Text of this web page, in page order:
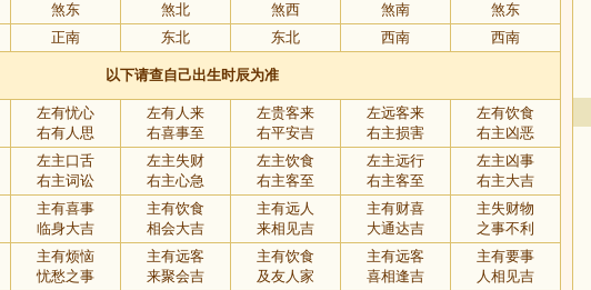
煞东 煞北 煞西 煞南
煞东
正南 东北 东北 西南 西南
以下请查自己出生时辰为准
左有忧心
右有人思
左有人来
右喜事至
左贵客来
右平安吉
左远客来
右主损害
左有饮食
右主凶恶
左主口舌
右主词讼
左主失财
右主心急
左主饮食
右主客至
左主远行
右主客至
左主凶事
右主大吉
主有喜事
临身大吉
主有饮食
相会大吉
主有远人
来相见吉
主有财喜
大通达吉
主失财物
之事不利
主有烦恼
忧愁之事
主有远客
来聚会吉
主有饮食
及友人家
主有远客
喜相逢吉
主有要事
人相见吉